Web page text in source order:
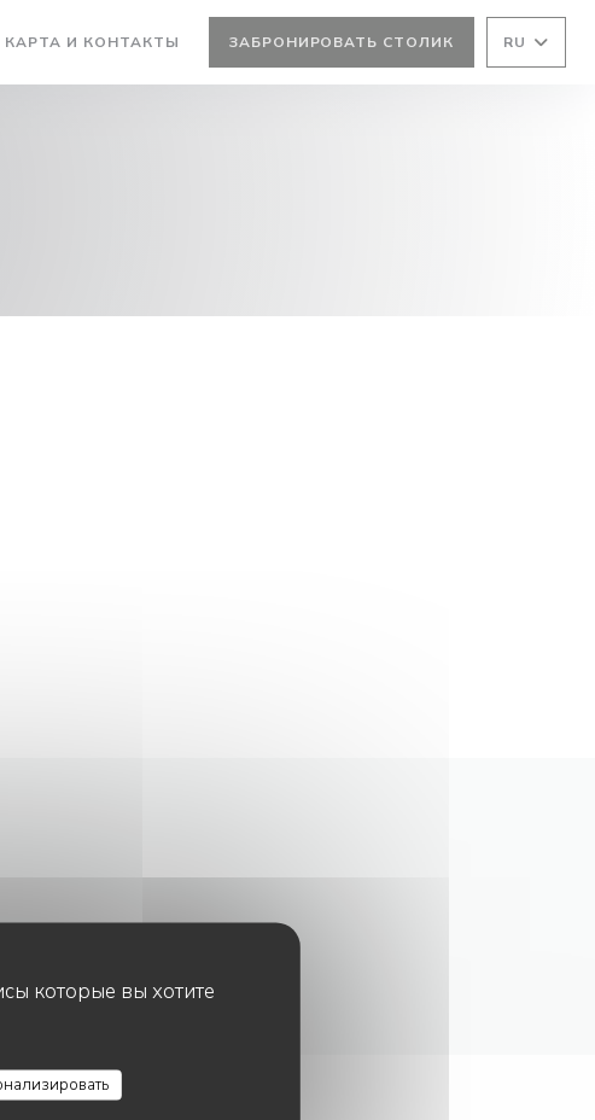
которые вы хотите
КАРТА И КОНТАКТЫ ЗАБРОНИРОВАТЬ СТОЛИК RU